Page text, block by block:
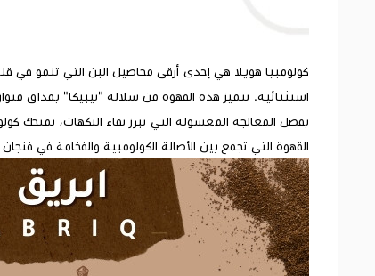
كولومبيا هويلا هي إحدى أرقى محاصيل البن التي تنمو في
استثنائية. تتميز هذه القهوة من سلالة "تيبيكا" بمذاق
القهوة التي تجمع بين الأصالة الكولومبية والفخامة في